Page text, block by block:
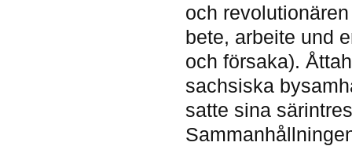
och
bete, arbeite und
och försaka).
sachsiska
satte sina